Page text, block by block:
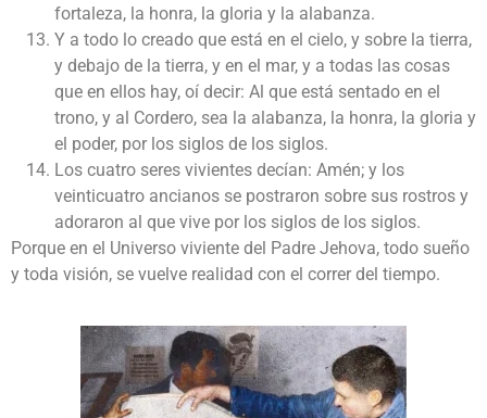
fortaleza, la honra, la gloria y la alabanza.
Y a todo lo creado que está en el cielo, y sobre la tierra,
y debajo de la tierra, y en el mar, y a todas las cosas
que en ellos hay, oí decir: Al que está sentado en el
trono, y al Cordero, sea la alabanza, la honra, la gloria y
el poder, por los siglos de los siglos.
Los cuatro seres vivientes decían: Amén; y los
veinticuatro ancianos se postraron sobre sus rostros y
adoraron al que vive por los siglos de los siglos.
Porque en el Universo viviente del Padre Jehova, todo sueño
y toda visión, se vuelve realidad con el correr del tiempo.